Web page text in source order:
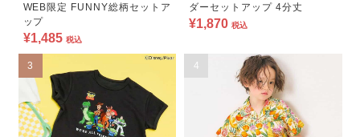
WEB限定 FUNNY総柄セットア
ップ
¥1,485 税込
ダーセットアップ 4分丈
¥1,870 税込
3 4